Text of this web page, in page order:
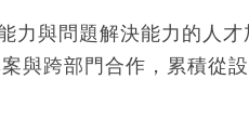
力與問題解決能力的人
與跨部門合作，累積從